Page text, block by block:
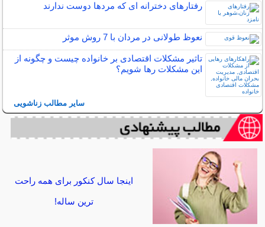
رفتارهای دخترانه ای که مردها دوست ندارند
نعوظ طولانی در مردان با 7 روش موثر
تاثیر مشکلات اقتصادی بر خانواده چیست و چگونه از
این مشکلات رها شویم؟
سایر مطالب زناشویی
اینجا سال کنکور برای همه راحت
ترین ساله!